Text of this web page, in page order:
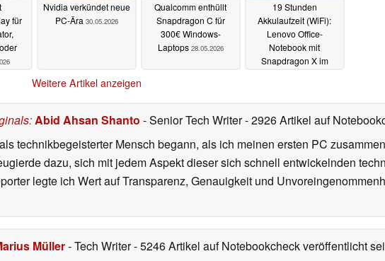
für
Nvidia verkündet neue
PC-Ära 30.05.2026
Qualcomm enthüllt
Snapdragon C für
300€ Windows-
Laptops 28.05.2026
19 Stunden
Akkulaufzeit (WiFi):
Lenovo Office-
Notebook mit
Snapdragon X im
Weitere Artikel anzeigen
:Abid Ahsan Shanto - Senior Tech Writer- 2926 Artikel auf
technikbegeisterter Mensch begann, als ich meinen ersten PC
dazu, sich mit jedem Aspekt dieser sich schnell entwickelnden
legte ich Wert auf Transparenz, Genauigkeit und
Müller- Tech Writer- 5246 Artikel auf Notebookcheck veröffentlicht